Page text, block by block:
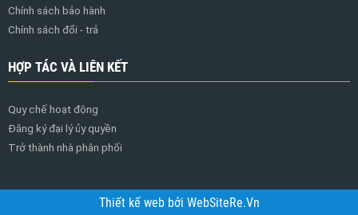
Chính sách bảo hành
Chính sách đổi - trả
HỢP TÁC VÀ LIÊN KẾT
Quy chế hoạt động
Đăng ký đại lý ủy quyền
Trở thành nhà phân phối
Thiết kế web bởi WebSiteRe.Vn